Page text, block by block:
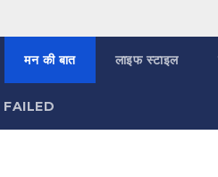
मन की बात लाइफ स्टाइल
FAILED